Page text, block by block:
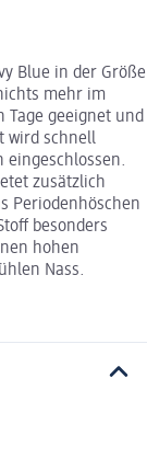
Blue in der Größe
mehr im
Tage geeignet und
wird schnell
zusätzlich
Periodenhöschen
besonders
hohen
Nass.